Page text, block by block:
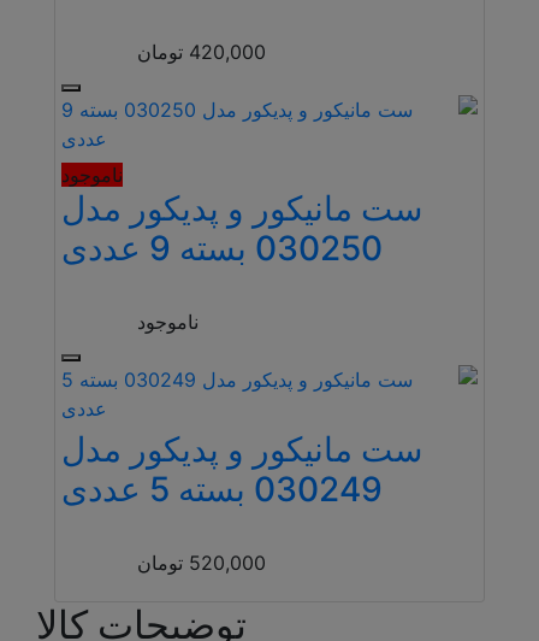
420,000 تومان
ناموجود
ست مانیکور و پدیکور مدل
030250 بسته 9 عددی
ناموجود
ست مانیکور و پدیکور مدل
030249 بسته 5 عددی
520,000 تومان
توضیحات کالا